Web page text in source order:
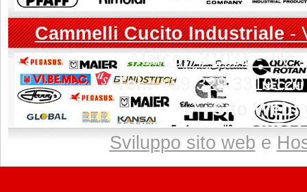
Cammelli Cucito Industriale-
Marco - 31031 - TV
Tel.:
Sito Web:
Sviluppo sito web e